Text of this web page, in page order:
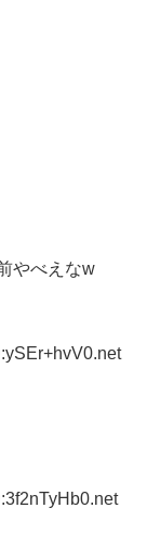
やべえなw